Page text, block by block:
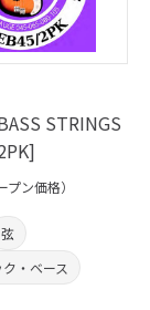
STRINGS
プン価格）
弦
・ベース